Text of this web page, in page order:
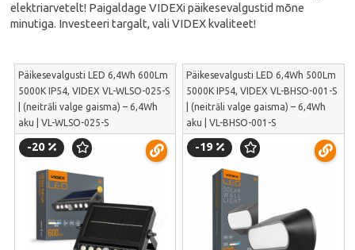
elektriarvetelt! Paigaldage VIDEXi päikesevalgustid mõne
minutiga. Investeeri targalt, vali VIDEX kvaliteet!
Päikesevalgusti LED 6,4Wh 600Lm
5000K IP54, VIDEX VL-WLSO-025-S
| (neitrāli valge gaisma) – 6,4Wh
aku | VL-WLSO-025-S
-20
Päikesevalgusti LED 6,4Wh 500Lm
5000K IP54, VIDEX VL-BHSO-001-S
| (neitrāli valge gaisma) – 6,4Wh
aku | VL-BHSO-001-S
-19